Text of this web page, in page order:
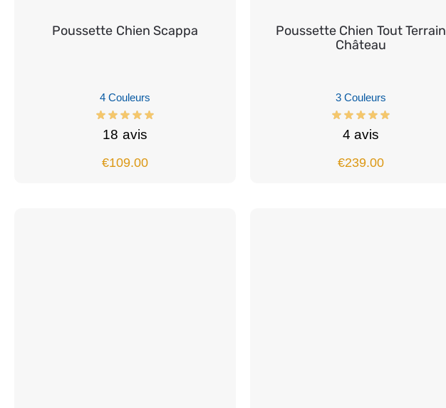
Poussette Chien Scappa
4 Couleurs
18 avis
€109.00
Poussette Chien Tout Terrain
Château
3 Couleurs
4 avis
€239.00